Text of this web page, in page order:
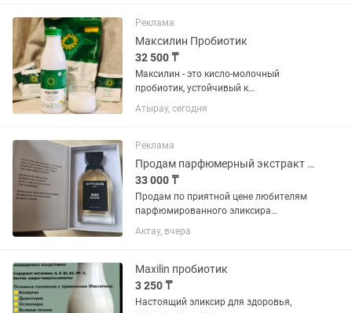
повышает половое желание и...
Реклама
Максилин Пробиотик
32 500 ₸
Максилин - это кисло-молочный
пробиотик, устойчивый к
антибиотикам. Ведущие советские
биотехнологи вели долгие разработки,
уникальнейший препарат, получивший
название...
Атырау, сегодня
Реклама
Продам парфюмерный экстракт ANTINOMIE danse passive
33 000 ₸
Продам по приятной цене любителям
парфюмированного эликсира
ANTINOMIE danse passive 100ml. Брала
в Золотом яблоке 10.05.2026, 13.05
один пшик на запястье. Этого...
Актау, вчера
Maxilin пробиотик
3 250 ₸
Настоящий эликсир для здоровья,